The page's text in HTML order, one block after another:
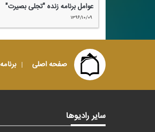
عوامل برنامه زنده "تجلی بصیرت"
۱۳۹۶/۱۰/۰۹
صفحه اصلی برنامه
سایر رادیوها